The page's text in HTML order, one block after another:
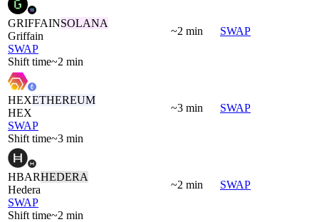
GRIFFAINSOLANA
Griffain
SWAP
Shift time~2 min
~2 min SWAP
HEXETHEREUM
HEX
SWAP
Shift time~3 min
~3 min SWAP
HBARHEDERA
Hedera
SWAP
Shift time~2 min
~2 min SWAP